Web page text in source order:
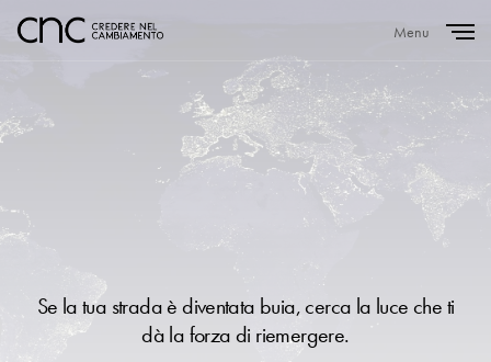
Menu
Se la tua strada è diventata buia, cerca la luce che ti
dà la forza di riemergere.